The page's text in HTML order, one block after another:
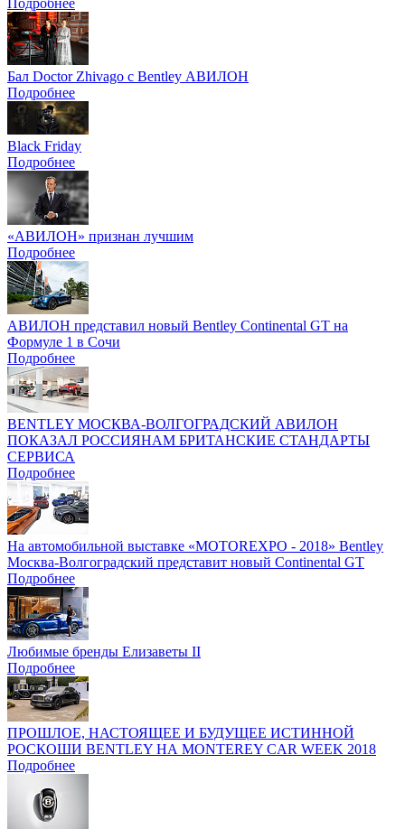
Подробнее
Бал Doctor Zhivago с Bentley АВИЛОН
Подробнее
Black Friday
Подробнее
«АВИЛОН» признан лучшим
Подробнее
АВИЛОН представил новый Bentley Continental GT на
Формуле 1 в Сочи
Подробнее
BENTLEY МОСКВА-ВОЛГОГРАДСКИЙ АВИЛОН
ПОКАЗАЛ РОССИЯНАМ БРИТАНСКИЕ СТАНДАРТЫ
СЕРВИСА
Подробнее
На автомобильной выставке «MOTOREXPO - 2018» Bentley
Москва-Волгоградский представит новый Continental GT
Подробнее
Любимые бренды Елизаветы II
Подробнее
ПРОШЛОЕ, НАСТОЯЩЕЕ И БУДУЩЕЕ ИСТИННОЙ
РОСКОШИ BENTLEY НА MONTEREY CAR WEEK 2018
Подробнее